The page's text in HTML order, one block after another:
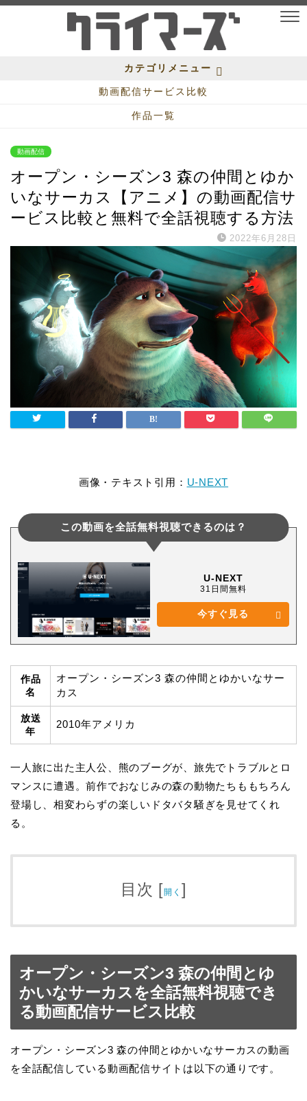
カテゴリメニュー
動画配信サービス比較
作品一覧
動画配信
オープン・シーズン3 森の仲間とゆか
いなサーカス【アニメ】の動画配信サ
ービス比較と無料で全話視聴する方法
2022年6月28日
画像・テキスト引用： U-NEXT
この動画を全話無料視聴できるのは？
U-NEXT
31日間無料
今すぐ見る
作品
名
オープン・シーズン3 森の仲間とゆかいなサー
カス
放送
年
2010年アメリカ
一人旅に出た主人公、熊のブーグが、旅先でトラブルとロ
マンスに遭遇。前作でおなじみの森の動物たちももちろん
登場し、相変わらずの楽しいドタバタ騒ぎを見せてくれ
る。
目次 [開く ]
オープン・シーズン3 森の仲間とゆ
かいなサーカスを全話無料視聴でき
る動画配信サービス比較
オープン・シーズン3 森の仲間とゆかいなサーカスの動画
を全話配信している動画配信サイトは以下の通りです。